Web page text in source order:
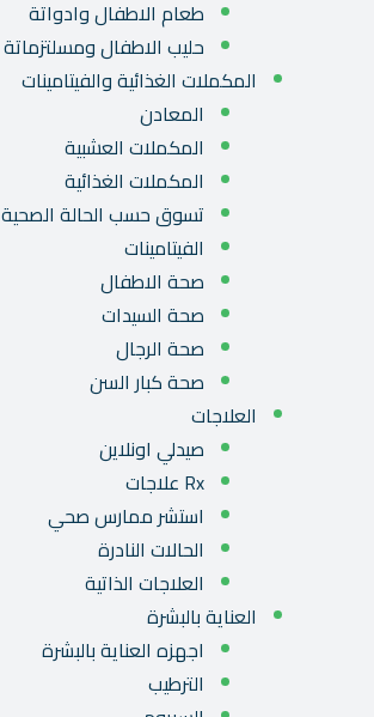
طعام الاطفال وادواتة
حليب الاطفال ومسلتزماتة
المكملات الغذائية والفيتامينات
المعادن
المكملات العشبية
المكملات الغذائية
تسوق حسب الحالة الصحية
الفيتامينات
صحة الاطفال
صحة السيدات
صحة الرجال
صحة كبار السن
العلاجات
صيدلي اونلاين
Rx علاجات
استشر ممارس صحي
الحالات النادرة
العلاجات الذاتية
العناية بالبشرة
اجهزه العناية بالبشرة
الترطيب